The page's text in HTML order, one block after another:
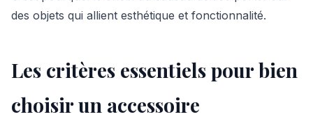
des objets qui allient esthétique et fonctionnalité.
Les critères essentiels pour bien
choisir un accessoire